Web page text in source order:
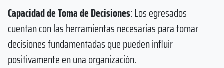
Capacidad de Toma de Decisiones: Los egresados
cuentan con las herramientas necesarias para tomar
decisiones fundamentadas que pueden influir
positivamente en una organización.